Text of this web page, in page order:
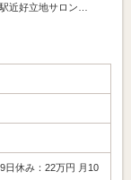
近好立地サロン…
日休み：22万円 月10